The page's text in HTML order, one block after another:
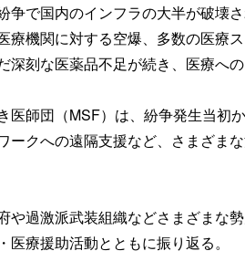
争で国内のインフラの大半が破壊
療機関に対する空爆、多数の医療
深刻な医薬品不足が続き、医療へ
医師団（MSF）は、紛争発生当初
ークへの遠隔支援など、さまざま
や過激派武装組織などさまざまな
医療援助活動とともに振り返る。